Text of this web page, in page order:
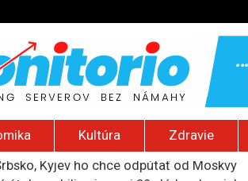
Kultúra Zdravie
Kyjev ho chce odpútať od Moskvy
zabili najmenej 38 vládnych vojakov